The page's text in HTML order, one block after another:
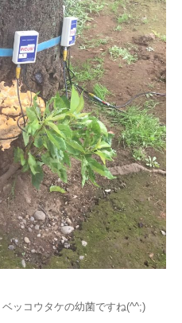
ッコウタケの幼菌ですね(^^;)